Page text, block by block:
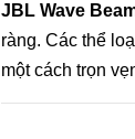
JBL Wave
ràng. Các thể
một cách trọn